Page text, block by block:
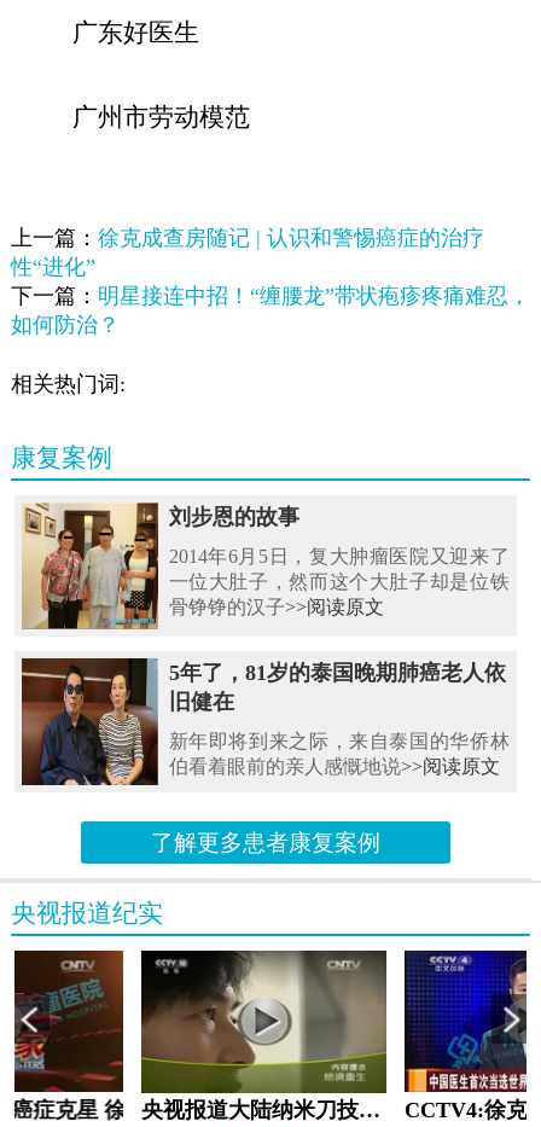
广东好医生
广州市劳动模范
上一篇： 徐克成查房随记 | 认识和警惕癌症的治疗
性“进化”
下一篇： 明星接连中招！“缠腰龙”带状疱疹疼痛难忍，
如何防治？
相关热门词:
康复案例
刘步恩的故事
2014年6月5日，复大肿瘤医院又迎来了
一位大肚子，然而这个大肚子却是位铁
骨铮铮的汉子>>阅读原文
5年了，81岁的泰国晚期肺癌老人依
旧健在
新年即将到来之际，来自泰国的华侨林
伯看着眼前的亲人感慨地说>>阅读原文
了解更多患者康复案例
央视报道纪实
癌症克星 徐克成 央视报道大陆纳米刀技术手术：绝境重生